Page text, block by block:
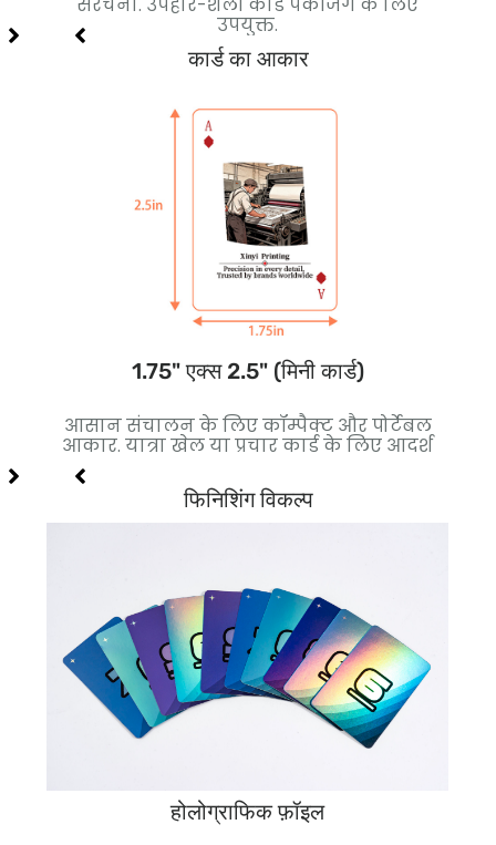
उपयुक्त.
कार्ड का आकार
1.75" एक्स 2.5" (मिनी कार्ड)
आसान संचालन के लिए कॉम्पैक्ट और पोर्टेबल
आकार. यात्रा खेल या प्रचार कार्ड के लिए आदर्श
फिनिशिंग विकल्प
होलोग्राफिक फ़ॉइल